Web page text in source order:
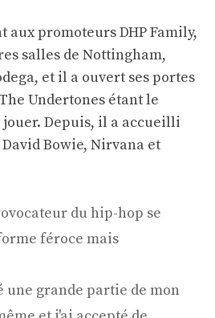
aux promoteurs DHP Family,
salles de Nottingham,
et il a ouvert ses portes
Undertones étant le
Depuis, il a accueilli
Bowie, Nirvana et
du hip-hop se
féroce mais
une grande partie de mon